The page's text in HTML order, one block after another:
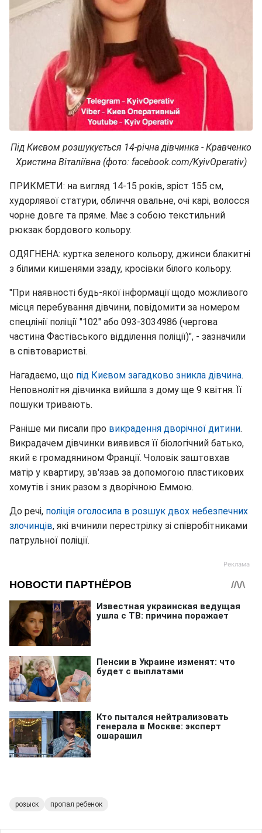
Під Києвом розшукується 14-річна дівчинка - Кравченко
Христина Віталіївна (фото: facebook.com/KyivOperativ)
ПРИКМЕТИ: на вигляд 14-15 років, зріст 155 см,
худорлявої статури, обличчя овальне, очі карі, волосся
чорне довге та пряме. Має з собою текстильний
рюкзак бордового кольору.
ОДЯГНЕНА: куртка зеленого кольору, джинси блакитні
з білими кишенями ззаду, кросівки білого кольору.
"При наявності будь-якої інформації щодо можливого
місця перебування дівчини, повідомити за номером
спецлінії поліції "102" або 093-3034986 (чергова
частина Фастівського відділення поліції)", - зазначили
в співтоваристві.
Нагадаємо, що під Києвом загадково зникла дівчина.
Неповнолітня дівчинка вийшла з дому ще 9 квітня. Її
пошуки тривають.
Раніше ми писали про викрадення дворічної дитини.
Викрадачем дівчинки виявився її біологічний батько,
який є громадянином Франції. Чоловік заштовхав
матір у квартиру, зв'язав за допомогою пластикових
хомутів і зник разом з дворічною Еммою.
До речі, поліція оголосила в розшук двох небезпечних
злочинців, які вчинили перестрілку зі співробітниками
патрульної поліції.
розыск пропал ребенок